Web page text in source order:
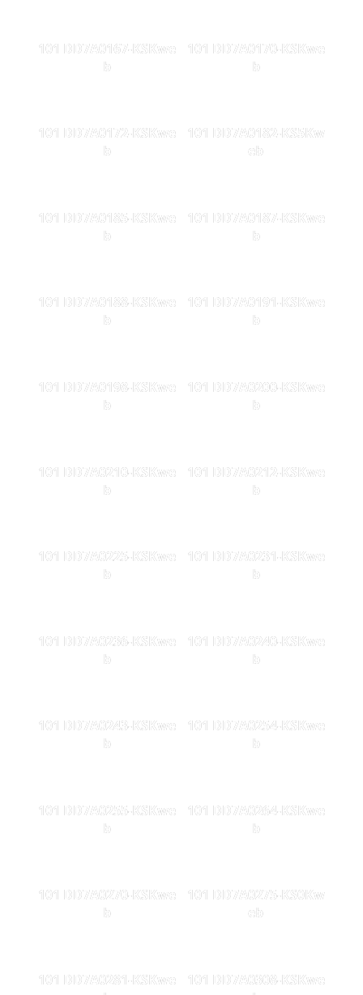
101 DD7A0167-KSKwe
b
101 DD7A0170-KSKwe
b
101 DD7A0172-KSKwe
b
101 DD7A0182-KS5Kw
eb
101 DD7A0185-KSKwe
b
101 DD7A0187-KSKwe
b
101 DD7A0188-KSKwe
b
101 DD7A0191-KSKwe
b
101 DD7A0198-KSKwe
b
101 DD7A0200-KSKwe
b
101 DD7A0210-KSKwe
b
101 DD7A0212-KSKwe
b
101 DD7A0225-KSKwe
b
101 DD7A0231-KSKwe
b
101 DD7A0236-KSKwe
b
101 DD7A0240-KSKwe
b
101 DD7A0243-KSKwe
b
101 DD7A0254-KSKwe
b
101 DD7A0255-KSKwe
b
101 DD7A0264-KSKwe
b
101 DD7A0270-KSKwe
b
101 DD7A0275-KS0Kw
eb
101 DD7A0281-KSKwe
101 DD7A0308-KSKwe